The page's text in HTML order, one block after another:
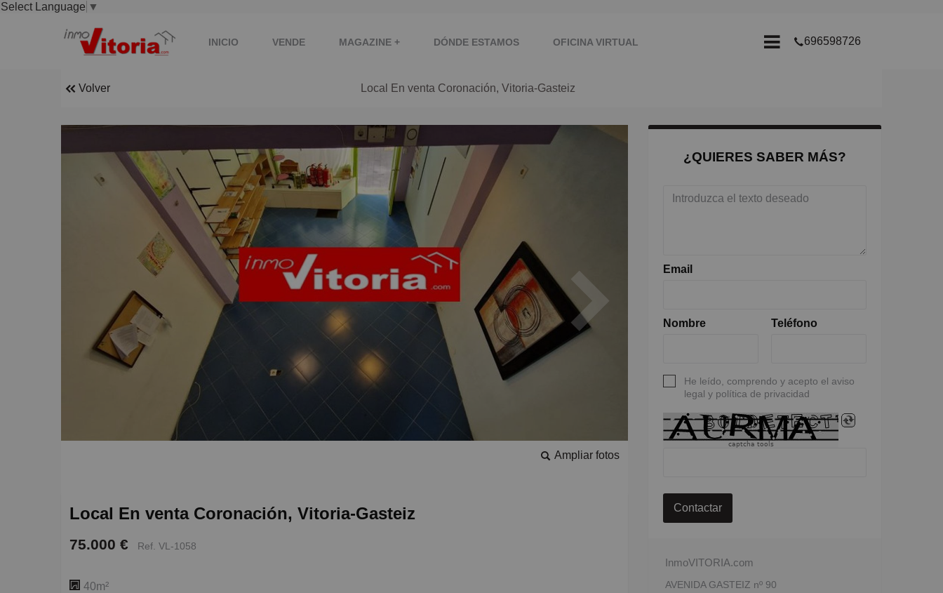
Select Language ▼
INICIO VENDE MAGAZINE + DÓNDE ESTAMOS OFICINA VIRTUAL
CONTACTA
696598726
Volver Local En venta Coronación, Vitoria-Gasteiz
Ampliar fotos
Local En venta Coronación, Vitoria-Gasteiz
75.000 € Ref. VL-1058
40m²
¿QUIERES SABER MÁS?
Email
Nombre Teléfono
He leído, comprendo y acepto el aviso
legal y política de privacidad
captcha tools
Contactar
InmoVITORIA.com
AVENIDA GASTEIZ nº 90